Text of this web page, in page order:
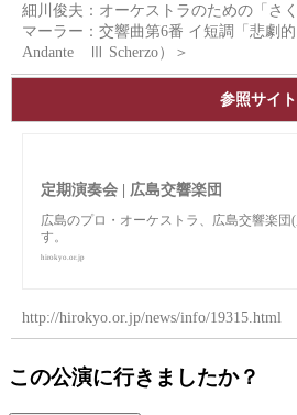
細川俊夫：オーケストラのための「さく
マーラー：交響曲第6番 イ短調「悲劇
Andante Ⅲ Scherzo）＞
参照サイト
定期演奏会 | 広島交響楽団
広島のプロ・オーケストラ、広島交響楽
す。
hirokyo.or.jp
http://hirokyo.or.jp/news/info/19315.html
この公演に行きましたか？